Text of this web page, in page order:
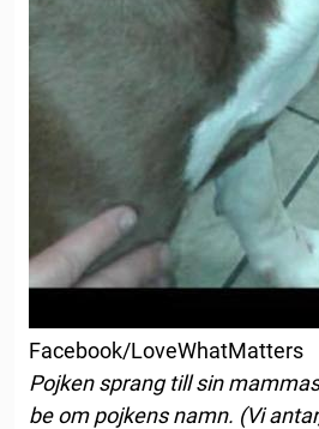
Facebook/LoveWhatMatters
Pojken sprang till sin
be om pojkens namn. (Vi